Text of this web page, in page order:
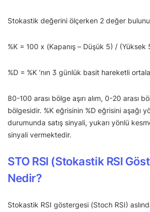
Stokastik değerini ölçerken 2 değer
%K = 100 x (Kapanış – Düşük 5) / (Yüksek
%D = %K ‘nın 3 günlük basit hareketli
80-100 arası bölge aşırı alım, 0-20 arası
bölgesidir. %K eğrisinin %D eğrisini aşağı
durumunda satış sinyali, yukarı yönlü
sinyali vermektedir.
STO RSI (Stokastik RSI
Nedir?
Stokastik RSI göstergesi (Stoch RSI)